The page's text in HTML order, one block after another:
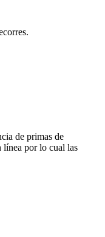
de primas de
línea por lo cual las